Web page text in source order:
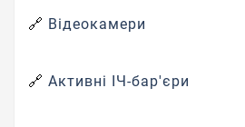
🔗 Відеокамери
🔗 Активні ІЧ-бар'єри